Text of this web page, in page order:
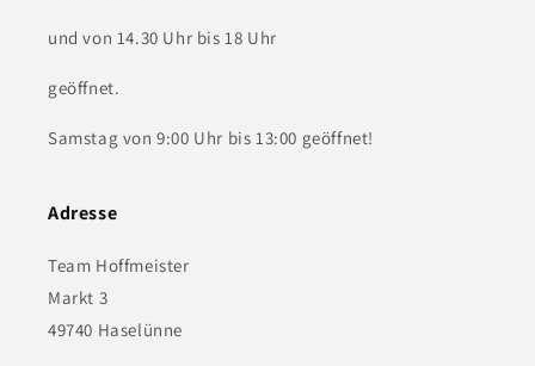
und von 14.30 Uhr bis 18 Uhr
geöffnet.
Samstag von 9:00 Uhr bis 13:00 geöffnet!
Adresse
Team Hoffmeister
Markt 3
49740 Haselünne